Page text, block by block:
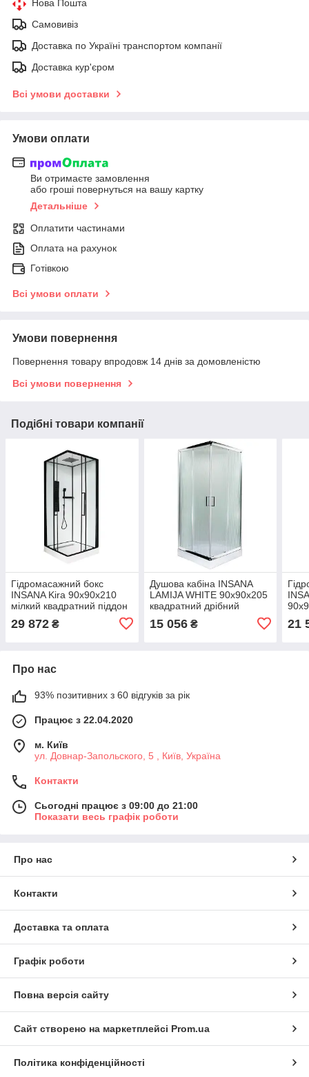
Нова Пошта
Самовивіз
Доставка по Україні транспортом компанії
Доставка кур'єром
Всі умови доставки
Умови оплати
Ви отримаєте замовлення
або гроші повернуться на вашу картку
Детальніше
Оплатити частинами
Оплата на рахунок
Готівкою
Всі умови оплати
Умови повернення
Повернення товару впродовж 14 днів за домовленістю
Всі умови повернення
Подібні товари компанії
Гідромасажний бокс
INSANA Kira 90х90x210
мілкий квадратний піддон
черний профіль Польща
29 872 ₴
Душова кабіна INSANA
LAMIJA WHITE 90x90x205
квадратний дрібний
15 056₴ 21
Про нас
93% позитивних з 60 відгуків за рік
Працює з 22.04.2020
м. Київ
ул. Довнар-Запольского, 5 , Київ, Україна
Контакти
Сьогодні працює з 09:00 до 21:00
Показати весь графік роботи
Про нас
Контакти
Доставка та оплата
Графік роботи
Повна версія сайту
Сайт створено на маркетплейсі Prom.ua
Політика конфіденційності